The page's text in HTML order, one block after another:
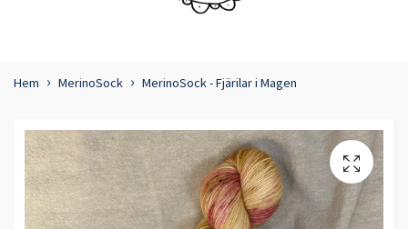
Hem MerinoSock MerinoSock - Fjärilar i Magen